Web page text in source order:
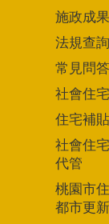
施政成果
法規查詢
常見問答
社會住宅
住宅補貼
社會住
代管
桃園市
都市更